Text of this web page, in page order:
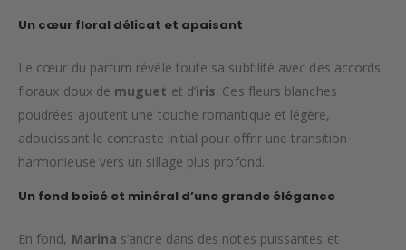
Un cœur floral délicat et apaisant
Le cœur du parfum révèle toute sa subtilité avec des accords
floraux doux de muguet et d’iris. Ces fleurs blanches
poudrées ajoutent une touche romantique et légère,
adoucissant le contraste initial pour offrir une transition
harmonieuse vers un sillage plus profond.
Un fond boisé et minéral d’une grande élégance
En fond, Marina s’ancre dans des notes puissantes et